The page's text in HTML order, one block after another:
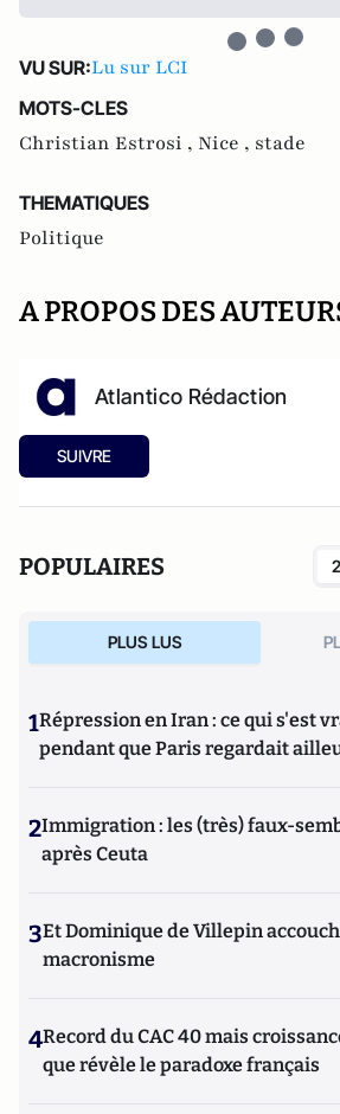
VU SUR:Lu sur LCI
MOTS-CLES
Christian Estrosi , Nice , stade
THEMATIQUES
Politique
A PROPOS DES
Atlantico Rédaction
SUIVRE
POPULAIRES
PLUS LUS
1Répression en Iran : ce qui s'est
pendant que Paris regardait
2Immigration : les (très) faux-
après Ceuta
3Et Dominique de Villepin
macronisme
4Record du CAC 40 mais
que révèle le paradoxe français